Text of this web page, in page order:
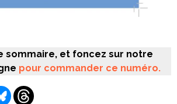
sommaire, et foncez sur notre
pour commander ce numéro.